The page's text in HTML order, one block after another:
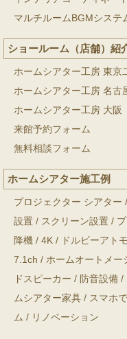
マルチルームBGMシステ
ショールーム（店舗）紹
ホームシアター工房 東京
ホームシアター工房 名古
ホームシアター工房 大阪
来館予約フォーム
無料相談フォーム
ホームシアター施工例
プロジェクター シアター /
設置 / スクリーン設置 /
降機 / 4K / ドルビーアト
7.1ch / ホームオートメー
ドスピーカー / 防音設備 /
ムシアター家具 / スマホ
ム / リノベーション